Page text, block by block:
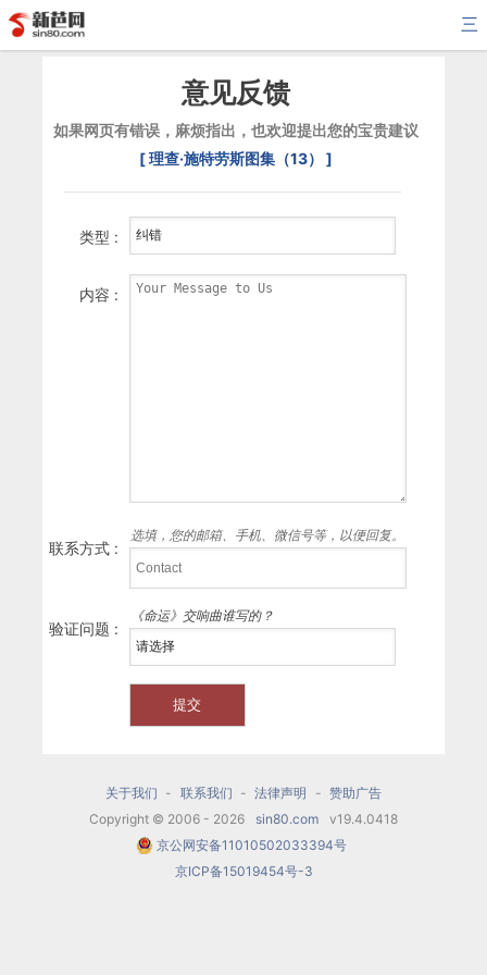
三
意见反馈
如果网页有错误，麻烦指出，也欢迎提出您的宝贵建议
[ 理查·施特劳斯图集（13） ]
类型 :
内容 :
联系方式 :
选填，您的邮箱、手机、微信号等，以便回复。
验证问题 :
《命运》交响曲谁写的？
关于我们 - 联系我们 - 法律声明 - 赞助广告
Copyright © 2006 - 2026
sin80.com
v19.4.0418
京公网安备11010502033394号
京ICP备15019454号-3